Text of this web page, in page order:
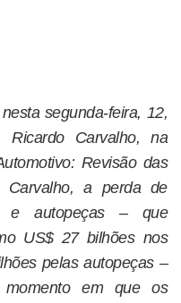
segunda-feira, 12,
Ricardo Carvalho, na
Revisão das
Carvalho, a perda de
e autopeças – que
US$ 27 bilhões nos
pelas autopeças –
em que os